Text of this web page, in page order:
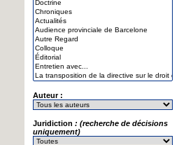
Auteur :
Juridiction : (recherche de décisions
uniquement)